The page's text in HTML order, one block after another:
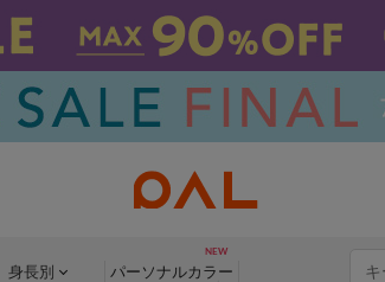
身長別 パーソナルカラー